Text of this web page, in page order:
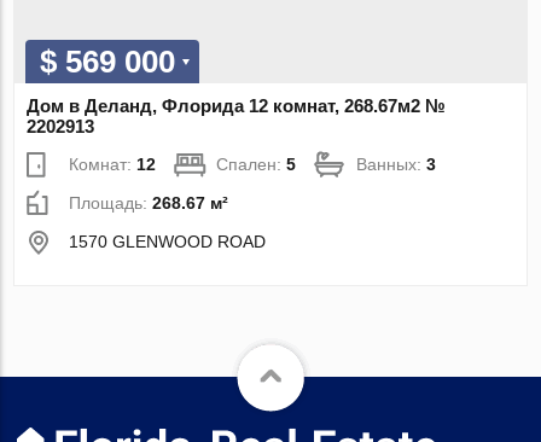
$ 569 000
Дом в Деланд, Флорида 12 комнат, 268.67м2 №
2202913
Комнат: 12 Спален:5 Ванных:3
Площадь:268.67 м²
1570 GLENWOOD ROAD